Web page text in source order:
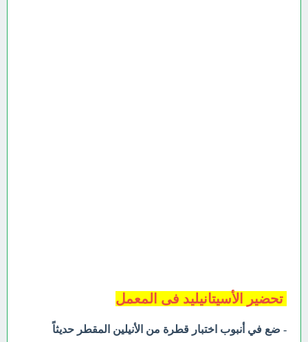
تحضير الأسيتانيليد فى المعمل
- ضع في أنبوب اختبار قطرة من الأنيلين المقطر حديثاً